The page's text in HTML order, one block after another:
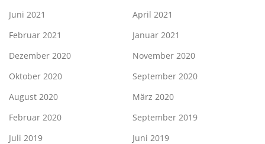
Juni 2021
April 2021
Februar 2021
Januar 2021
Dezember 2020
November 2020
Oktober 2020
September 2020
August 2020
März 2020
Februar 2020
September 2019
Juli 2019
Juni 2019